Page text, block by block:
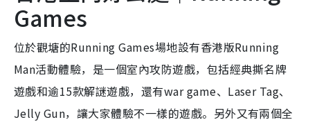
Games
位於觀塘的Running Games場地設有香港版Running
Man活動體驗，是一個室內攻防遊戲，包括經典撕名牌
遊戲和逾15款解謎遊戲，還有war game、Laser Tag、
Jelly Gun，讓大家體驗不一樣的遊戲。另外又有兩個全